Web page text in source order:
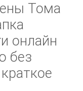
Тома
онлайн
без